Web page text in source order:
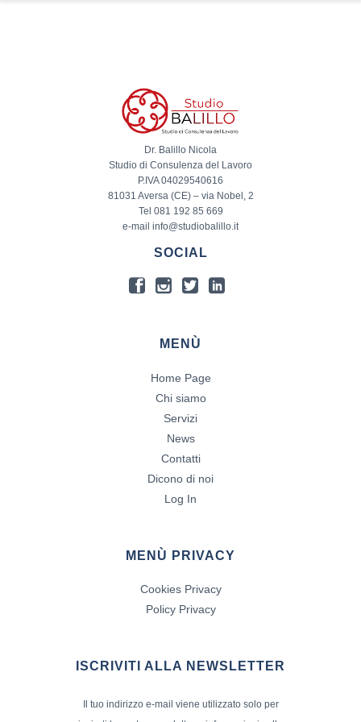
Dr. Balillo Nicola
Studio di Consulenza del Lavoro
P.IVA 04029540616
81031 Aversa (CE) – via Nobel, 2
Tel 081 192 85 669
e-mail info@studiobalillo.it
SOCIAL
MENÙ
Home Page
Chi siamo
Servizi
News
Contatti
Dicono di noi
Log In
MENÙ PRIVACY
Cookies Privacy
Policy Privacy
ISCRIVITI ALLA NEWSLETTER
Il tuo indirizzo e-mail viene utilizzato solo per